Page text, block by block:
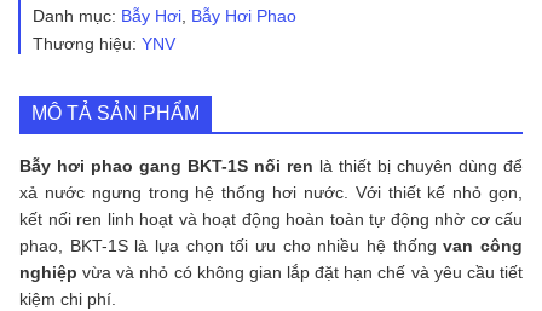
1S
nối
lượng
Danh mục: Bẫy Hơi, Bẫy Hơi Phao
Thương hiệu: YNV
MÔ TẢ SẢN PHẨM
Bẫy hơi phao gang BKT-1S nối ren là thiết bị chuyên dùng để
xả nước ngưng trong hệ thống hơi nước. Với thiết kế nhỏ gọn,
kết nối ren linh hoạt và hoạt động hoàn toàn tự động nhờ cơ cấu
phao, BKT-1S là lựa chọn tối ưu cho nhiều hệ thốngvan công
nghiệp vừa và nhỏ có không gian lắp đặt hạn chế và yêu cầu tiết
kiệm chi phí.